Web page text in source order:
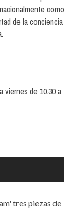
como
de la conciencia
viernes de 10.30 a
tres piezas de